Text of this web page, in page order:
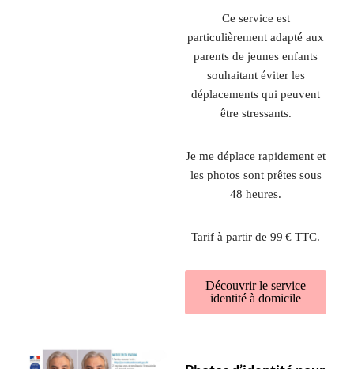
Ce service est
particulièrement adapté aux
parents de jeunes enfants
souhaitant éviter les
déplacements qui peuvent
être stressants.
Je me déplace rapidement et
les photos sont prêtes sous
48 heures.
Tarif à partir de 99 € TTC.
Découvrir le service
identité à domicile